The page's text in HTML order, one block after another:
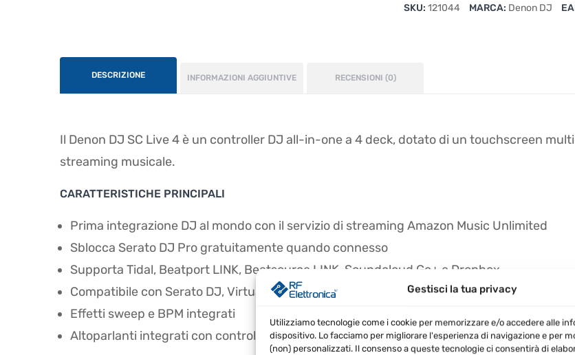
Gestisci la tua privacy
Utilizziamo tecnologie come i cookie per memorizzare e/o accedere alle
dispositivo. Lo facciamo per migliorare l'esperienza di navigazione e per
(non) personalizzati. Il consenso a queste tecnologie ci consentirà di
Live
SKU: 121044 MARCA: Denon DJ
DESCRIZIONE INFORMAZIONI AGGIUNTIVE RECENSIONI (0)
Il Denon DJ SC Live 4 è un controller DJ all-in-one a 4 deck, dotato di un touchscreen
streaming musicale.
CARATTERISTICHE PRINCIPALI
Prima integrazione DJ al mondo con il servizio di streaming Amazon Music Unlimited
Sblocca Serato DJ Pro gratuitamente quando connesso
Supporta Tidal, Beatport LINK, Beatsource LINK, Soundcloud Go+ e Dropbox
Compatibile con Serato DJ, Virtual DJ e Engine DJ
Effetti sweep e BPM integrati
Altoparlanti integrati con controllo del volume